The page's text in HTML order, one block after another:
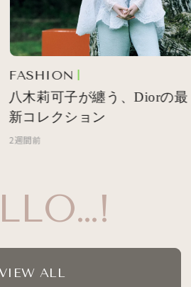
FASHION
八木莉可子が纏う、Diorの最
新コレクション
2週間前
ALL